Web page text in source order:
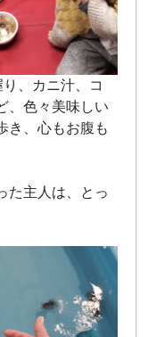
、カニ汁、コ
、色々美味しい
き、心もお腹も
た主人は、とっ